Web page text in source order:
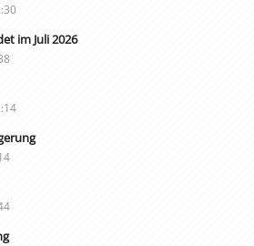
im Juli 2026